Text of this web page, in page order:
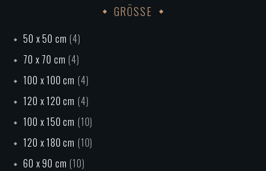
GRÖSSE
50 x 50 cm (4)
70 x 70 cm (4)
100 x 100 cm (4)
120 x 120 cm (4)
100 x 150 cm (10)
120 x 180 cm (10)
60 x 90 cm (10)